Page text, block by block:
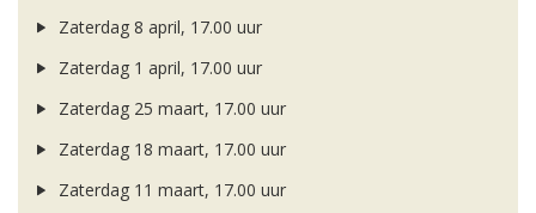
Zaterdag 8 april, 17.00 uur
Zaterdag 1 april, 17.00 uur
Zaterdag 25 maart, 17.00 uur
Zaterdag 18 maart, 17.00 uur
Zaterdag 11 maart, 17.00 uur